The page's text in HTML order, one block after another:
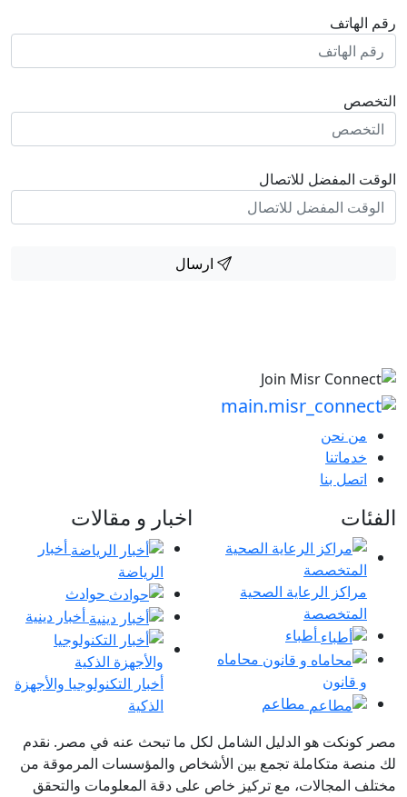
رقم الهاتف
التخصص
الوقت المفضل للاتصال
ارسال
من نحن
خدماتنا
اتصل بنا
الفئات
مراكز الرعاية الصحية
المتخصصة
أطباء
محاماه
و قانون
مطاعم
اخبار و مقالات
أخبار
الرياضة
حوادث
أخبار دينية
أخبار التكنولوجيا والأجهزة
الذكية
مصر كونكت هو الدليل الشامل لكل ما تبحث عنه في مصر. نقدم
لك منصة متكاملة تجمع بين الأشخاص والمؤسسات المرموقة من
مختلف المجالات، مع تركيز خاص على دقة المعلومات والتحقق